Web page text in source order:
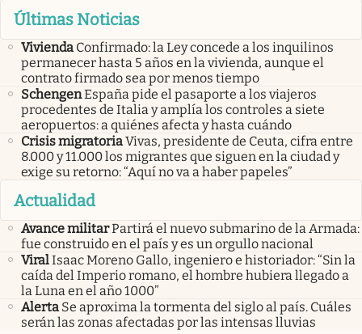
Últimas Noticias
Vivienda Confirmado: la Ley concede a los inquilinos
permanecer hasta 5 años en la vivienda, aunque el
contrato firmado sea por menos tiempo
SchengenEspaña pide el pasaporte a los viajeros
procedentes de Italia y amplía los controles a siete
aeropuertos: a quiénes afecta y hasta cuándo
Crisis migratoriaVivas, presidente de Ceuta, cifra entre
8.000 y 11.000 los migrantes que siguen en la ciudad y
exige su retorno: “Aquí no va a haber papeles”
Actualidad
Avance militarPartirá el nuevo submarino de la Armada:
fue construido en el país y es un orgullo nacional
ViralIsaac Moreno Gallo, ingeniero e historiador: “Sin la
caída del Imperio romano, el hombre hubiera llegado a
la Luna en el año 1000”
Alerta Se aproxima la tormenta del siglo al país. Cuáles
serán las zonas afectadas por las intensas lluvias